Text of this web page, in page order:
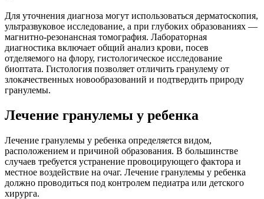
Для уточнения диагноза могут использоваться дерматоскопия,
ультразвуковое исследование, а при глубоких образованиях —
магнитно-резонансная томография. Лабораторная
диагностика включает общий анализ крови, посев
отделяемого на флору, гистологическое исследование
биоптата. Гистология позволяет отличить гранулему от
злокачественных новообразований и подтвердить природу
гранулемы.
Лечение гранулемы у ребенка
Лечение гранулемы у ребенка определяется видом,
расположением и причиной образования. В большинстве
случаев требуется устранение провоцирующего фактора и
местное воздействие на очаг. Лечение гранулемы у ребенка
должно проводиться под контролем педиатра или детского
хирурга.